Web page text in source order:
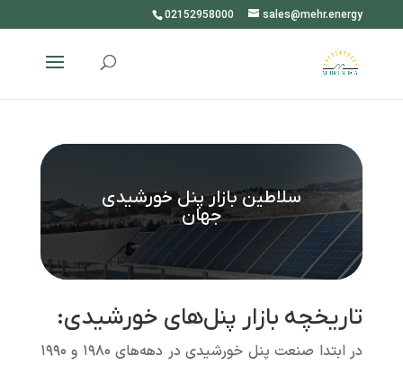
02152958000 sales@mehr.energy
سلاطین بازار پنل خورشیدی
جهان
تاریخچه بازار پنل‌های خورشیدی:
در ابتدا صنعت پنل خورشیدی در دهه‌های ۱۹۸۰ و ۱۹۹۰